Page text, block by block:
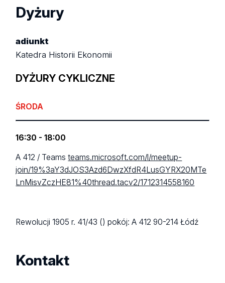
Dyżury
adiunkt
Katedra Historii Ekonomii
DYŻURY CYKLICZNE
ŚRODA
16:30 - 18:00
A 412 / Teamsteams.microsoft.com/l/meetup-
join/19%3aY3dJOS3Azd6DwzXfdR4LusGYRX20MTe
LnMisvZczHE81%40thread.tacv2/1712314558160
Rewolucji 1905 r. 41/43 ()pokój: A 41290-214 Łódź
Kontakt